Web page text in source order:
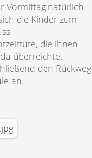
Vormittag natürlich
die Kinder zum
die ihnen
überreichte.
den Rückweg
an.